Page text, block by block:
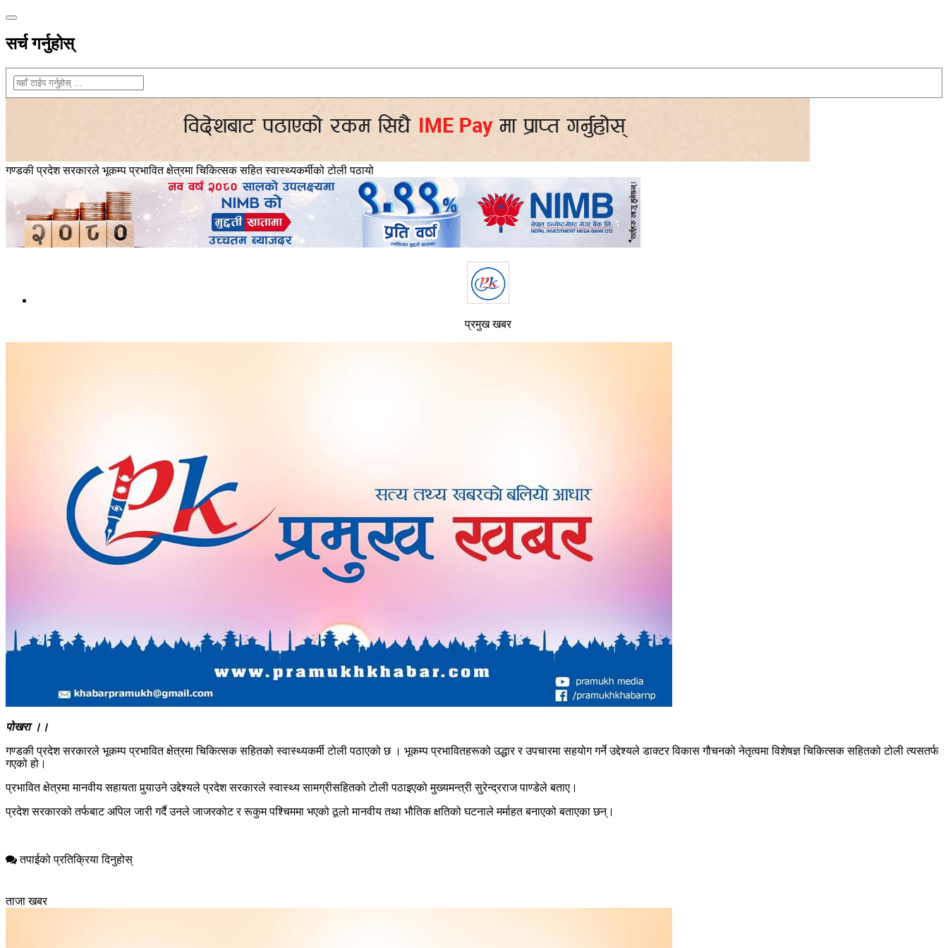
सर्च गर्नुहोस्
गण्डकी प्रदेश सरकारले भूकम्प प्रभावित क्षेत्रमा चिकित्सक सहित स्वास्थ्यकर्मीको टोली पठायो
प्रमुख खबर
पोखरा ।।
गण्डकी प्रदेश सरकारले भूकम्प प्रभावित क्षेत्रमा चिकित्सक सहितको स्वास्थ्यकर्मी टोली पठाएको छ । भूकम्प प्रभावितहरूको उद्धार र उपचारमा सहयोग गर्ने उद्देश्यले डाक्टर विकास गौचनको नेतृत्वमा विशेषज्ञ चिकित्सक सहितको टोली त्यसतर्फ
गएको हो।
प्रभावित क्षेत्रमा मानवीय सहायता पुर्‍याउने उद्देश्यले प्रदेश सरकारले स्वास्थ्य सामग्रीसहितको टोली पठाइएको मुख्यमन्त्री सुरेन्द्रराज पाण्डेले बताए।
प्रदेश सरकारको तर्फबाट अपिल जारी गर्दै उनले जाजरकोट र रूकुम पश्चिममा भएको ठूलो मानवीय तथा भौतिक क्षतिको घटनाले मर्माहत बनाएको बताएका छन्।
तपाईको प्रतिक्रिया दिनुहोस्
ताजा खबर